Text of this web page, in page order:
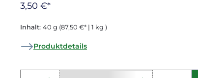
3,50 €*
Inhalt: 40 g (87,50 €* | 1 kg )
Produktdetails